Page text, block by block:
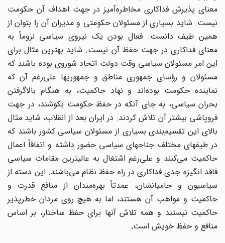
معنای پذیرش فداکاری مخاطره‌آمیز در جهت اهداف آن حکومت
نیست. شاید بسیاری از مسئولان حکومتی و مدیران آن را بتوان از
همین طیف دانست. فعال بودن یک نیروی سیاسی لزوماً به
معنای فداکاری در جهت حفظ آن نیست. شاید بهترین مثال برای
این امر مسئولان سیاسی وقت دولت اتحاد شوروی بوده باشند که
مسئولان و رؤسای جمهوری مناطق و جمهوریها علیرغم آن که
نماینده حکومت بوده‌اند و نهاد حاکمیت، به هنگام بالاگرفتن
بحران سیاسی، به جای آنکه در حفظ حکومت بکوشند، در جهت
فروپاشی بیشتر آن تلاش کردند. در ایران بعد از انقلاب، شاید مثال
بالای این تقسیم‌بندی بسیاری از مسئولان سیاسی کشور باشند که
در طیفهای مختلف جناحهای سیاسی حضور داشته و اتفاقاً اعمال
حاکمیت می‌کنند و علیرغم اشتغال به عالیترین مقامات سیاسی
فاقد انگیزه جدی فداکاری در راه حفظ نظام می‌باشند. این دسته از
سیاسیون و حامیانشان، عمدتاً بهره‌مندان از منافع قدرت و
حاکمیت و مواهب آن هستند، اما به هیچ روی مردان خطرپذیر
حاکمیت نیستند و همه تلاش آنها برای حفظ ساختار، بر اساس
منافع و حفظ خویش است.